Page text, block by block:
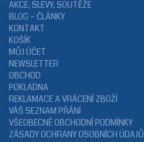
AKCE, SLEVY, SOUTĚŽE
BLOG – ČLÁNKY
KONTAKT
KOŠÍK
MŮJ ÚČET
NEWSLETTER
OBCHOD
POKLADNA
REKLAMACE A VRÁCENÍ ZBOŽÍ
VÁŠ SEZNAM PŘÁNÍ
VŠEOBECNÉ OBCHODNÍ PODMÍNKY
ZÁSADY OCHRANY OSOBNÍCH ÚDAJŮ